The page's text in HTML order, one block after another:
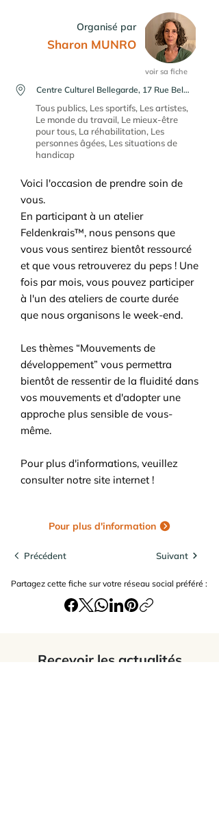
Organisé par
Sharon MUNRO
voir sa fiche
Centre Culturel Bellegarde, 17 Rue Bellegarde, 31000 Toulouse, France
Tous publics, Les sportifs, Les artistes,
Le monde du travail, Le mieux-être
pour tous, La réhabilitation, Les
personnes âgées, Les situations de
handicap
Voici l'occasion de prendre soin de
vous.
En participant à un atelier
Feldenkrais™, nous pensons que
vous vous sentirez bientôt ressourcé
et que vous retrouverez du peps ! Une
fois par mois, vous pouvez participer
à l'un des ateliers de courte durée
que nous organisons le week-end.
Les thèmes “Mouvements de
développement” vous permettra
bientôt de ressentir de la fluidité dans
vos mouvements et d'adopter une
approche plus sensible de vous-
même.
Pour plus d'informations, veuillez
consulter notre site internet !
Pour plus d'information
Précédent Suivant
Partagez cette fiche sur votre réseau social préféré :
Recevoir les actualités